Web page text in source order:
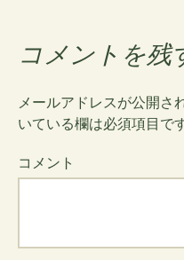
ナ
ビ
コメントを残
メールアドレスが公開さ
いている欄は必須項目で
コメント